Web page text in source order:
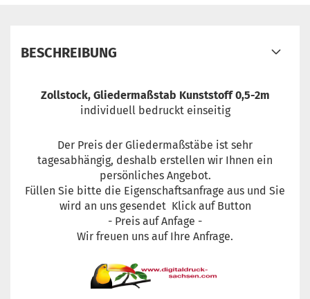
BESCHREIBUNG
Zollstock, Gliedermaßstab Kunststoff 0,5-2m
individuell bedruckt einseitig
Der Preis der Gliedermaßstäbe ist sehr
tagesabhängig, deshalb erstellen wir Ihnen ein
persönliches Angebot.
Füllen Sie bitte die Eigenschaftsanfrage aus und Sie
wird an uns gesendet Klick auf Button
- Preis auf Anfage -
Wir freuen uns auf Ihre Anfrage.